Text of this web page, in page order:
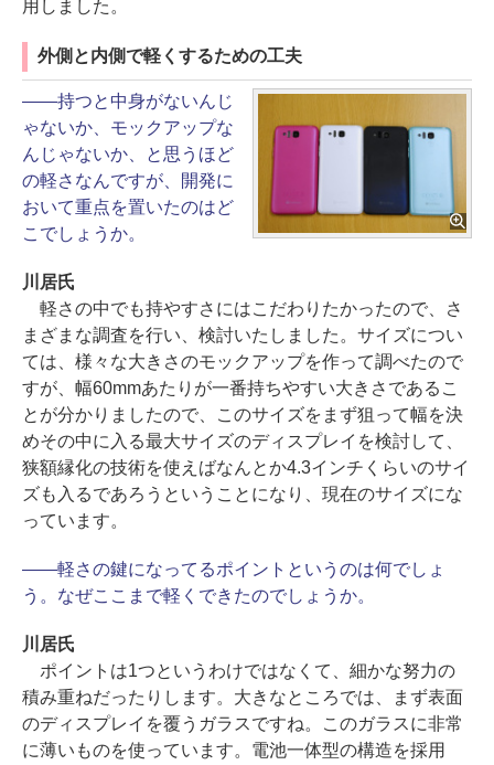
用しました。
外側と内側で軽くするための工夫
――持つと中身がないんじ
ゃないか、モックアップな
んじゃないか、と思うほど
の軽さなんですが、開発に
おいて重点を置いたのはど
こでしょうか。
川居氏
軽さの中でも持やすさにはこだわりたかったので、さ
まざまな調査を行い、検討いたしました。サイズについ
ては、様々な大きさのモックアップを作って調べたので
すが、幅60mmあたりが一番持ちやすい大きさであるこ
とが分かりましたので、このサイズをまず狙って幅を決
めその中に入る最大サイズのディスプレイを検討して、
狭額縁化の技術を使えばなんとか4.3インチくらいのサイ
ズも入るであろうということになり、現在のサイズにな
っています。
――軽さの鍵になってるポイントというのは何でしょ
う。なぜここまで軽くできたのでしょうか。
川居氏
ポイントは1つというわけではなくて、細かな努力の
積み重ねだったりします。大きなところでは、まず表面
のディスプレイを覆うガラスですね。このガラスに非常
に薄いものを使っています。電池一体型の構造を採用